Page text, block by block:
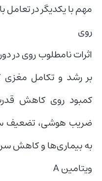
مهم با یکدیگر در تعامل
روی
بر رشد و تکامل
کمبود روی کاهش
ضریب هوشی، تضعیف
به بیماری‌ها و کاهش
ویتامین A